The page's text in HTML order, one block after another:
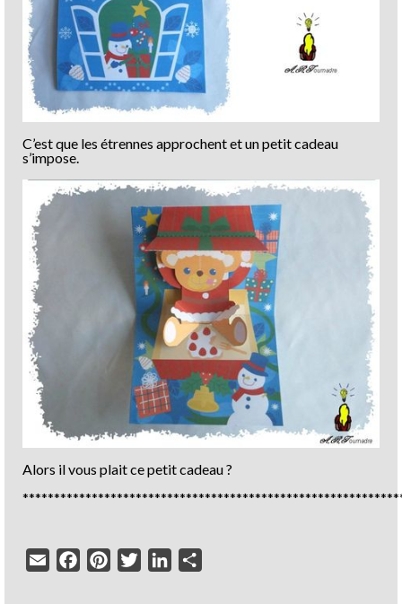
C’est que les étrennes approchent et un petit cadeau
s’impose.
Alors il vous plait ce petit cadeau ?
Email FacebookPinterestTwitterLinkedIn